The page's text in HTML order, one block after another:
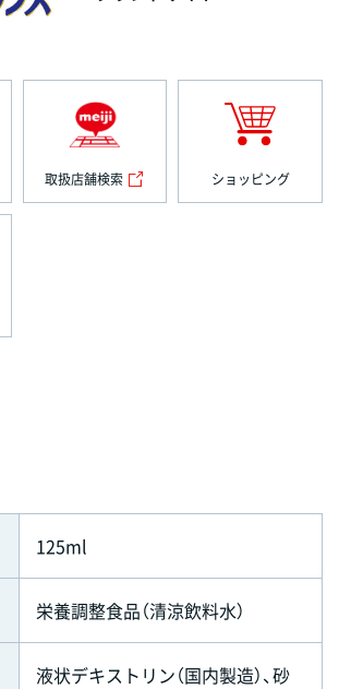
取扱店舗検索 ショッピング
125ml
栄養調整食品（清涼飲料水）
液状デキストリン（国内製造）、砂